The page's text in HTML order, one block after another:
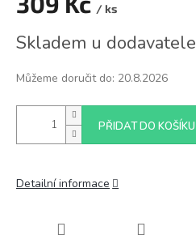
/ ks
cena:
Skladem u dodavatele
Můžeme doručit do: 20.8.2026
PŘIDAT DO KOŠÍKU
Detailní informace